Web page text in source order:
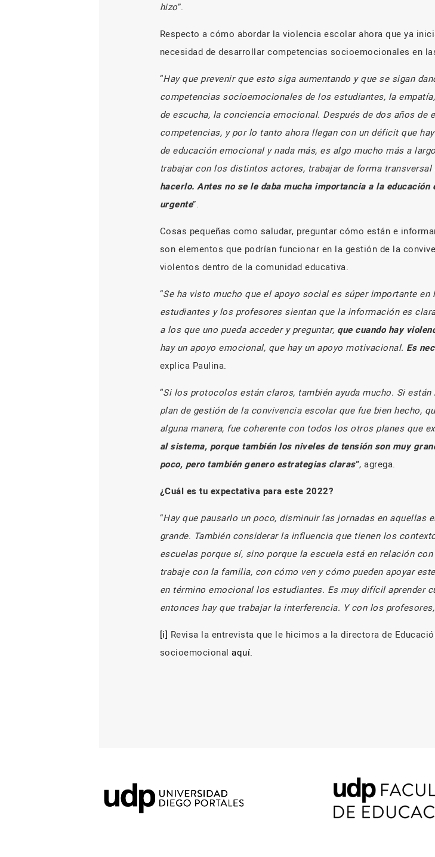
hizo”.
Respecto a cómo abordar la violencia escolar ahora que ya
necesidad de desarrollar competencias socioemocionales en
“Hay que prevenir que esto siga aumentando y que se sigan
competencias socioemocionales de los estudiantes, la
de escucha, la conciencia emocional. Después de dos años de
competencias, y por lo tanto ahora llegan con un déficit que
de educación emocional y nada más, es algo mucho más a
trabajar con los distintos actores, trabajar de forma
hacerlo. Antes no se le daba mucha importancia a la
urgente”.
Cosas pequeñas como saludar, preguntar cómo están e
son elementos que podrían funcionar en la gestión de la
violentos dentro de la comunidad educativa.
“Se ha visto mucho que el apoyo social es súper importante
estudiantes y los profesores sientan que la información es
a los que uno pueda acceder y preguntar, que cuando hay
hay un apoyo emocional, que hay un apoyo motivacional. Es
explica Paulina.
“Si los protocolos están claros, también ayuda mucho. Si
plan de gestión de la convivencia escolar que fue bien hecho,
alguna manera, fue coherente con todos los otros planes que
al sistema, porque también los niveles de tensión son muy
poco, pero también genero estrategias claras”, agrega.
¿Cuál es tu expectativa para este 2022?
“Hay que pausarlo un poco, disminuir las jornadas en aquellas
grande. También considerar la influencia que tienen los
escuelas porque sí, sino porque la escuela está en relación
trabaje con la familia, con cómo ven y cómo pueden apoyar
en término emocional los estudiantes. Es muy difícil aprender
entonces hay que trabajar la interferencia. Y con los
[i] Revisa la entrevista que le hicimos a la directora de
socioemocional aquí.